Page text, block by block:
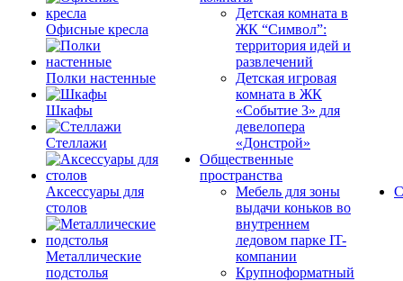
Офисные кресла
Полки настенные
Шкафы
Стеллажи
Аксессуары для
столов
Металлические
подстолья
Детская комната в
ЖК “Символ”:
территория идей и
развлечений
Детская игровая
комната в ЖК
«Событие 3» для
девелопера
«Донстрой»
Общественные
пространства
Мебель для зоны
выдачи коньков во
внутреннем
ледовом парке IT-
компании
Крупноформатный